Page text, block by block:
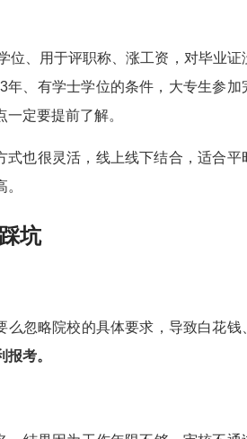
、用于评职称、涨工资，对毕业证
、有学士学位的条件，大专生参加
定要提前了解。
也很灵活，线上线下结合，适合平
坑
忽略院校的具体要求，导致白花钱
考。